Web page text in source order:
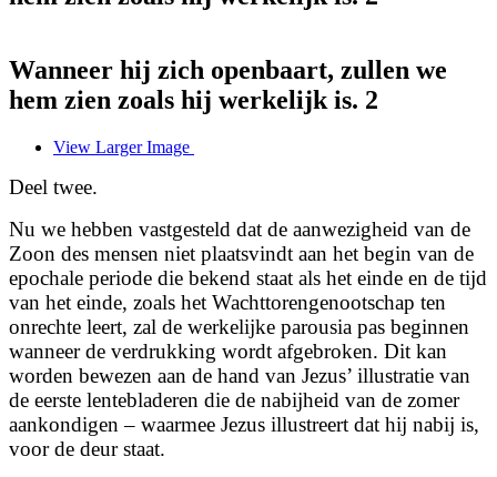
Wanneer hij zich openbaart, zullen we
hem zien zoals hij werkelijk is. 2
View Larger Image
Deel twee.
Nu we hebben vastgesteld dat de aanwezigheid van de
Zoon des mensen niet plaatsvindt aan het begin van de
epochale periode die bekend staat als het einde en de tijd
van het einde, zoals het Wachttorengenootschap ten
onrechte leert, zal de werkelijke parousia pas beginnen
wanneer de verdrukking wordt afgebroken. Dit kan
worden bewezen aan de hand van Jezus’ illustratie van
de eerste lentebladeren die de nabijheid van de zomer
aankondigen – waarmee Jezus illustreert dat hij nabij is,
voor de deur staat.